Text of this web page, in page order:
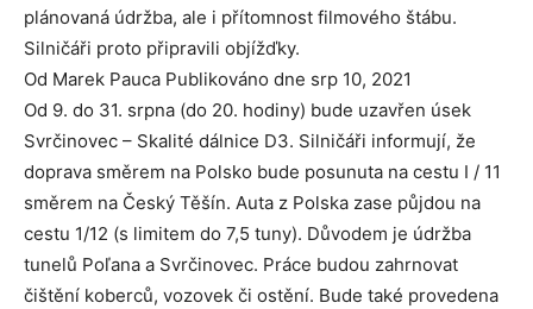
plánovaná údržba, ale i přítomnost filmového štábu.
Silničáři ​​proto připravili objížďky.
Od Marek Pauca Publikováno dne srp 10, 2021
Od 9. do 31. srpna (do 20. hodiny) bude uzavřen úsek
Svrčinovec – Skalité dálnice D3. Silničáři ​​informují, že
doprava směrem na Polsko bude posunuta na cestu I / 11
směrem na Český Těšín. Auta z Polska zase půjdou na
cestu 1/12 (s limitem do 7,5 tuny). Důvodem je údržba
tunelů Poľana a Svrčinovec. Práce budou zahrnovat
čištění koberců, vozovek či ostění. Bude také provedena